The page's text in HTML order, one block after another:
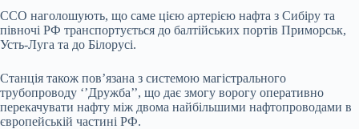
ССО наголошують, що саме цією артерією нафта з Сибіру та
півночі РФ транспортується до балтійських портів Приморськ,
Усть-Луга та до Білорусі.
Станція також пов’язана з системою магістрального
трубопроводу ‘’Дружба’’, що дає змогу ворогу оперативно
перекачувати нафту між двома найбільшими нафтопроводами в
європейській частині РФ.